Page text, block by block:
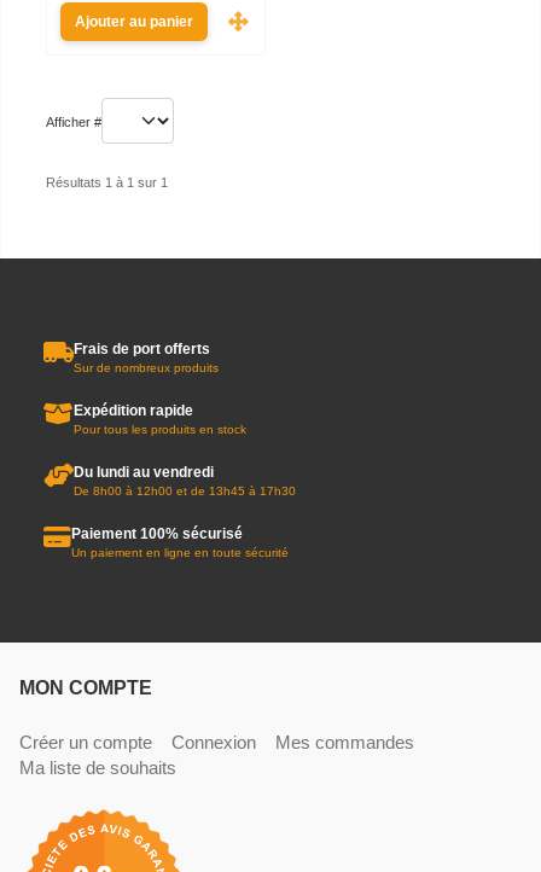
Ajouter au panier
Afficher #
Résultats 1 à 1 sur 1
Frais de port offerts
Sur de nombreux produits
Expédition rapide
Pour tous les produits en stock
Du lundi au vendredi
De 8h00 à 12h00 et de 13h45 à 17h30
Paiement 100% sécurisé
Un paiement en ligne en toute sécurité
MON COMPTE
Créer un compte Connexion
Mes commandes
Ma liste de souhaits